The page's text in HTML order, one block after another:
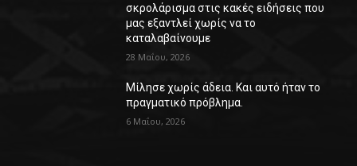
σκρολάρισμα στις κακές ειδήσεις που
μας εξαντλεί χωρίς να το
καταλαβαίνουμε
28 Μαΐου, 2026
Μίλησε χωρίς άδεια. Και αυτό ήταν το
πραγματικό πρόβλημα.
6 Μαΐου, 2026